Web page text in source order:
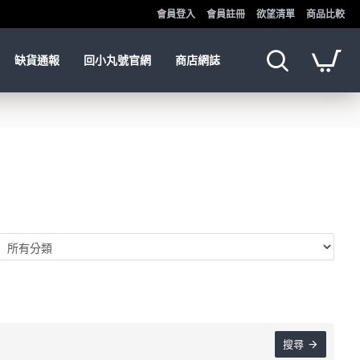
會員登入 會員註冊 欲望清單 商品比較
缺貨通報 回小丸號官網 商店網誌
搜尋